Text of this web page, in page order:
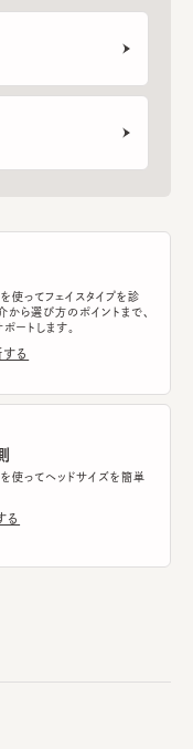
使ってフェイスタイプを診
から選び方のポイントまで、
ートします。
する
を使ってヘッドサイズを簡単
る